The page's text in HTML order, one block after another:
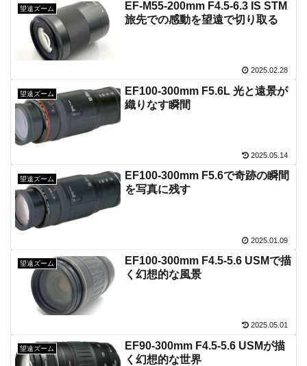
望遠ズーム
EF-M55-200mm F4.5-6.3 IS STM
旅先での感動を望遠で切り取る
2025.02.28
望遠ズーム
EF100-300mm F5.6L 光と遠景が
織りなす瞬間
2025.05.14
望遠ズーム
EF100-300mm F5.6で奇跡の瞬間
を写真に残す
2025.01.09
望遠ズーム
EF100-300mm F4.5-5.6 USMで描
く幻想的な風景
2025.05.01
望遠ズーム
EF90-300mm F4.5-5.6 USMが描
く幻想的な世界